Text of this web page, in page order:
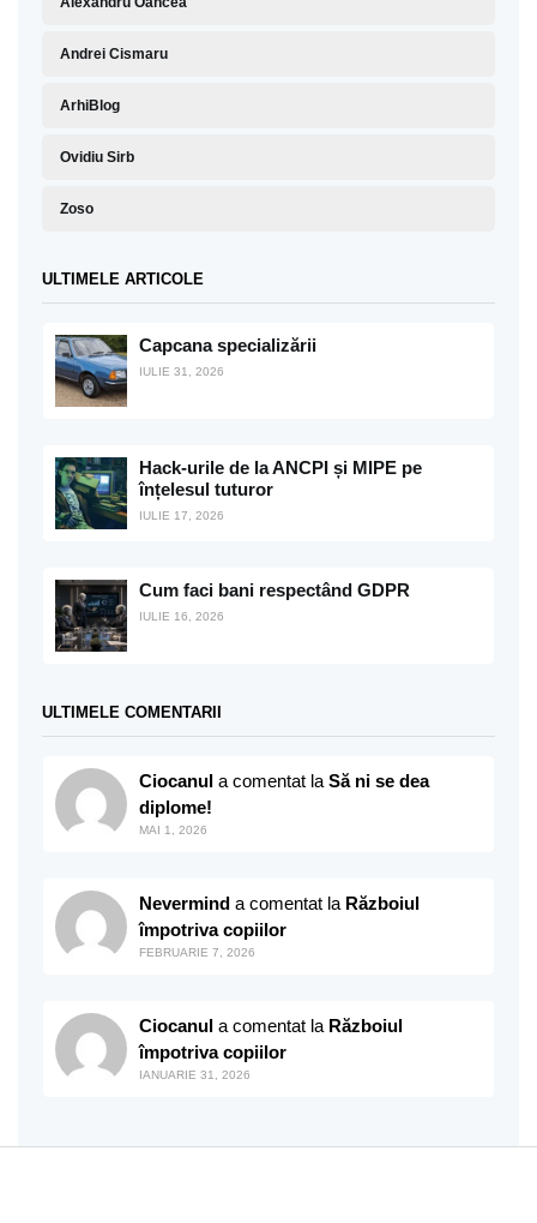
Andrei Cismaru
ArhiBlog
Ovidiu Sirb
Zoso
ULTIMELE ARTICOLE
Capcana specializării
IULIE 31, 2026
Hack-urile de la ANCPI și MIPE pe
înțelesul tuturor
IULIE 17, 2026
Cum faci bani respectând GDPR
IULIE 16, 2026
ULTIMELE COMENTARII
Ciocanul a comentat la Să ni se dea
diplome!
MAI 1, 2026
Nevermind a comentat la Războiul
împotriva copiilor
FEBRUARIE 7, 2026
Ciocanul a comentat la Războiul
împotriva copiilor
IANUARIE 31, 2026